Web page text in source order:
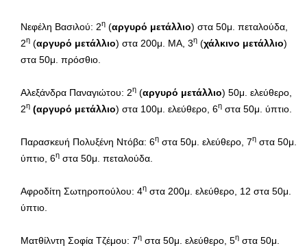
Νεφέλη Βασιλού: 2η (αργυρό μετάλλιο) στα 50μ. πεταλούδα,
2η (αργυρό μετάλλιο) στα 200μ. ΜΑ, 3η (χάλκινο μετάλλιο)
στα 50μ. πρόσθιο.
Αλεξάνδρα Παναγιώτου: 2η (αργυρό μετάλλιο) 50μ. ελεύθερο,
2η (αργυρό μετάλλιο) στα 100μ. ελεύθερο, 6η στα 50μ. ύπτιο.
Παρασκευή Πολυξένη Ντόβα: 6η στα 50μ. ελεύθερο, 7η στα 50μ.
ύπτιο, 6η στα 50μ. πεταλούδα.
Αφροδίτη Σωτηροπούλου: 4η στα 200μ. ελεύθερο, 12 στα 50μ.
ύπτιο.
Ματθίλντη Σοφία Τζέμου: 7η στα 50μ. ελεύθερο, 5η στα 50μ.